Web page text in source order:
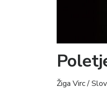
Žiga Virc /